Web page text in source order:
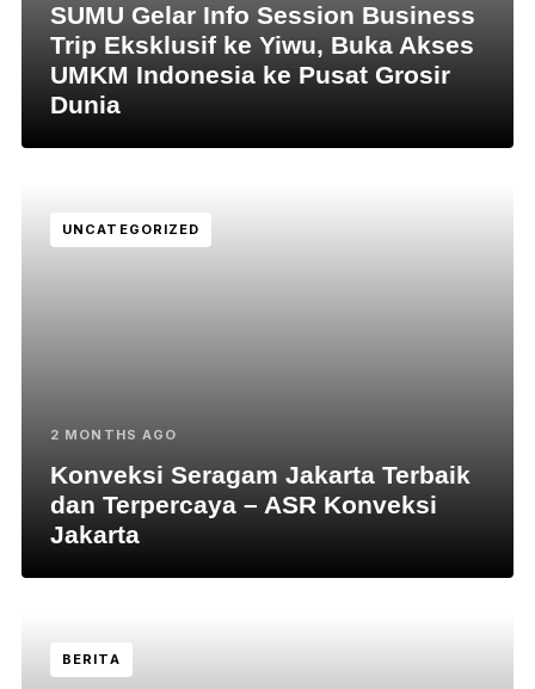
SUMU Gelar Info Session Business
Trip Eksklusif ke Yiwu, Buka Akses
UMKM Indonesia ke Pusat Grosir
Dunia
UNCATEGORIZED
2 MONTHS AGO
Konveksi Seragam Jakarta Terbaik
dan Terpercaya – ASR Konveksi
Jakarta
BERITA